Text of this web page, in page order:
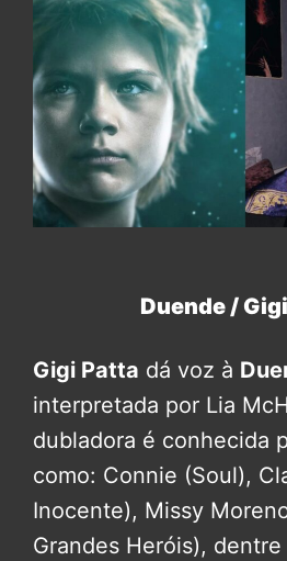
Duende /
Gigi Patta dá voz à
interpretada por Lia
dubladora é conhecida
como: Connie (Soul),
Inocente), Missy
Grandes Heróis),